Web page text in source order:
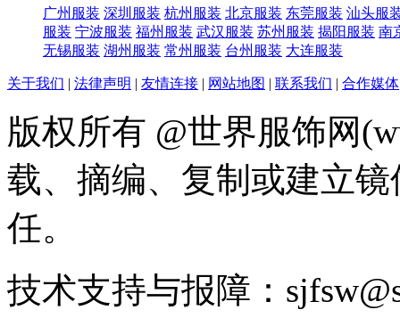
广州服装 深圳服装 杭州服装 北京服装 东莞服装 汕头服
服装 宁波服装 福州服装 武汉服装 苏州服装 揭阳服装 南
无锡服装 湖州服装 常州服装 台州服装 大连服装
关于我们 | 法律声明 | 友情连接 | 网站地图 | 联系我们 | 合作媒体
版权所有 @世界服饰网
载、摘编、复制或建立
任。
技术支持与报障：